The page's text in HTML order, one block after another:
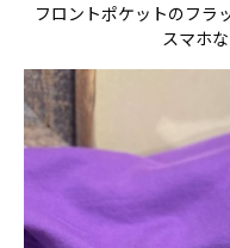
フロントポケットのフラ
スマホ